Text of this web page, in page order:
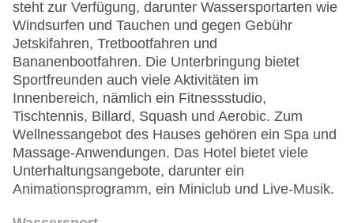
steht zur Verfügung, darunter Wassersportarten wie
Windsurfen und Tauchen und gegen Gebühr
Jetskifahren, Tretbootfahren und
Bananenbootfahren. Die Unterbringung bietet
Sportfreunden auch viele Aktivitäten im
Innenbereich, nämlich ein Fitnessstudio,
Tischtennis, Billard, Squash und Aerobic. Zum
Wellnessangebot des Hauses gehören ein Spa und
Massage-Anwendungen. Das Hotel bietet viele
Unterhaltungsangebote, darunter ein
Animationsprogramm, ein Miniclub und Live-Musik.